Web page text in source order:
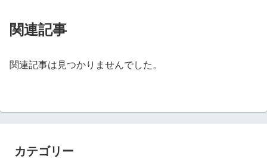
関連記事
関連記事は見つかりませんでした。
カテゴリー